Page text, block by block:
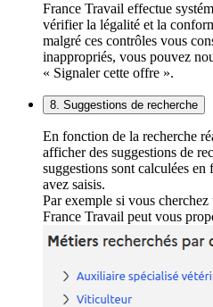
France Travail effectue
vérifier la légalité et la
malgré ces contrôles vous
inappropriés, vous pouvez
« Signaler cette offre ».
8. Suggestions de recherche
En fonction de la recherche
afficher des suggestions de
suggestions sont calculées
avez saisis.
Par exemple si vous
France Travail peut vous